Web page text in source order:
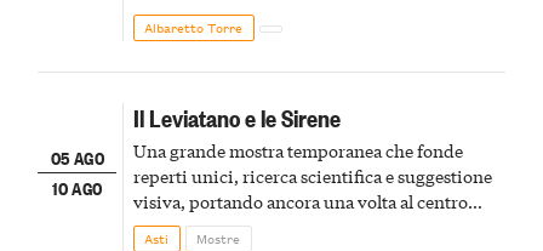
Albaretto Torre
05 AGO
10 AGO
Il Leviatano e le Sirene
Una grande mostra temporanea che fonde
reperti unici, ricerca scientifica e suggestione
visiva, portando ancora una volta al centro
della scena le meraviglie del passato astigiano
Asti Mostre